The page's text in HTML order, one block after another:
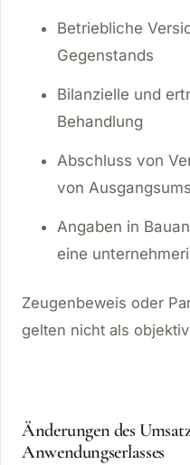
Betriebliche
Gegenstands
Bilanzielle und
Behandlung
Abschluss von
von
Angaben in
eine
Zeugenbeweis oder
gelten nicht als
Änderungen des
Anwendungserlasses